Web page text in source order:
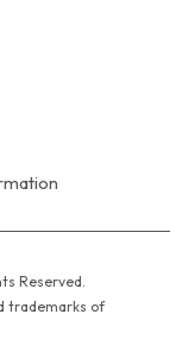
Reserved.
trademarks of